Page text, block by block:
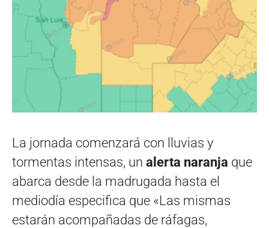
La jornada comenzará con lluvias y
tormentas intensas, un alerta naranja que
abarca desde la madrugada hasta el
mediodía especifica que «Las mismas
estarán acompañadas de ráfagas,